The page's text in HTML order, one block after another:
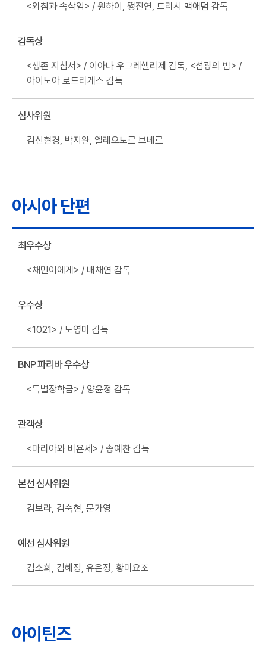
<외침과 속삭임> / 원하이, 쩡진연, 트리시 맥애덤 감독
감독상
<생존 지침서> / 이아나 우그레헬리제 감독, <섬광의 밤> /
아이노아 로드리게스 감독
심사위원
김신현경, 박지완, 엘레오노르 브베르
아시아 단편
최우수상
<채민이에게> / 배채연 감독
우수상
<1021> / 노영미 감독
BNP 파리바 우수상
<특별장학금> / 양윤정 감독
관객상
<마리아와 비욘세> / 송예찬 감독
본선 심사위원
김보라, 김숙현, 문가영
예선 심사위원
김소희, 김혜정, 유은정, 황미요조
아이틴즈